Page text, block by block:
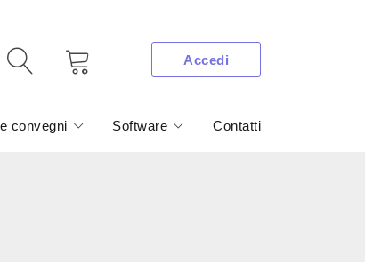
Accedi
convegni Software Contatti